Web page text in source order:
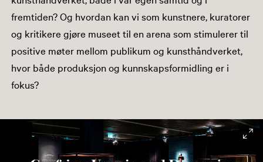
fremtiden? Og hvordan kan vi som kunstnere, kuratorer
og kritikere gjøre museet til en arena som stimulerer til
positive møter mellom publikum og kunsthåndverket,
hvor både produksjon og kunnskapsformidling er i
fokus?